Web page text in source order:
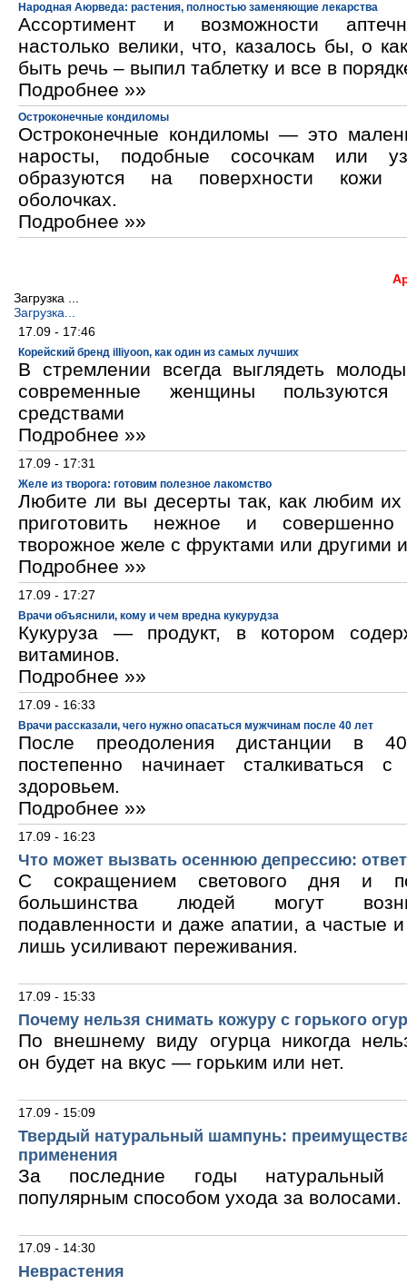
Народная Аюрведа: растения, полностью заменяющие лекарства
Ассортимент и возможности
настолько велики, что, казалось бы, о
быть речь – выпил таблетку и все в
Подробнее »»
Остроконечные кондиломы
Остроконечные кондиломы — это
наросты, подобные сосочкам или
образуются на поверхности кожи
оболочках.
Подробнее »»
Загрузка ...
Загрузка...
17.09 - 17:46
Корейский бренд illiyoon, как один из самых лучших
В стремлении всегда выглядеть
современные женщины пользуются
средствами
Подробнее »»
17.09 - 17:31
Желе из творога: готовим полезное лакомство
Любите ли вы десерты так, как любим
приготовить нежное и
творожное желе с фруктами или другими
Подробнее »»
17.09 - 17:27
Врачи объяснили, кому и чем вредна кукурудза
Кукуруза — продукт, в котором
витаминов.
Подробнее »»
17.09 - 16:33
Врачи рассказали, чего нужно опасаться мужчинам после 40 лет
После преодоления дистанции в
постепенно начинает сталкиваться
здоровьем.
Подробнее »»
17.09 - 16:23
Что может вызвать осеннюю депрессию:
С сокращением светового дня и
большинства людей могут
подавленности и даже апатии, а частые
лишь усиливают переживания.
17.09 - 15:33
Почему нельзя снимать кожуру с горького
По внешнему виду огурца никогда
он будет на вкус — горьким или нет.
17.09 - 15:09
Твердый натуральный шампунь:
применения
За последние годы натуральный
популярным способом ухода за волосами.
17.09 - 14:30
Неврастения